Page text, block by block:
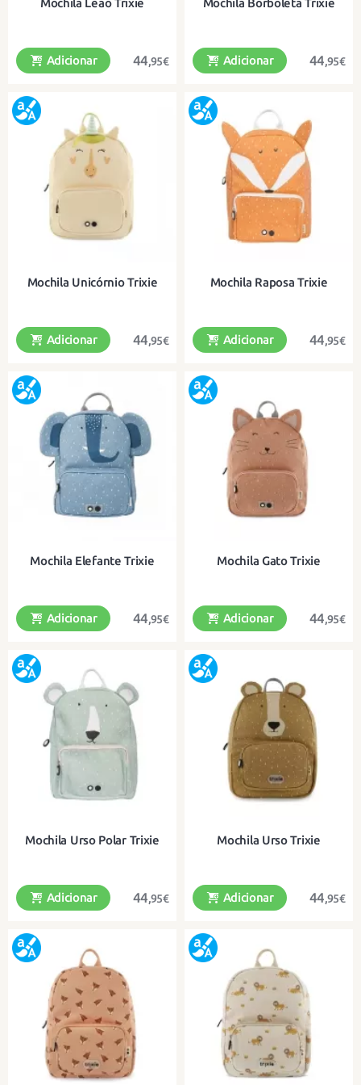
Mochila Leão Trixie
44,95€
Adicionar
Uma divertida mochila de algodão
orgânico para os mais pequenos
Mochila Borboleta Trixie
44,95€
Adicionar
Uma mochila divertida em algodão
orgânico para os mais pequenos
Mochila Unicórnio Trixie
44,95€
Adicionar
Uma mochila divertida em algodão
orgânico para os mais pequenos
Mochila Raposa Trixie
44,95€
Adicionar
Uma divertida mochila de algodão
orgânico para os mais pequenos
Mochila Elefante Trixie
44,95€
Adicionar
Uma divertida mochila de algodão
orgânico para os mais pequenos
Mochila Gato Trixie
44,95€
Adicionar
Uma mochila divertida em algodão
orgânico para os mais pequenos
Mochila Urso Polar Trixie
44,95€
Adicionar
Uma divertida mochila de algodão
orgânico para os mais pequenos
Mochila Urso Trixie
44,95€
Adicionar
Uma mochila divertida em algodão
orgânico para os mais pequenos